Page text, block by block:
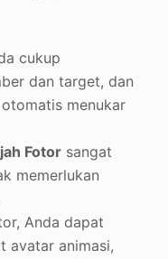
cukup
dan target, dan
menukar
Fotorsangat
memerlukan
Anda dapat
avatar animasi,